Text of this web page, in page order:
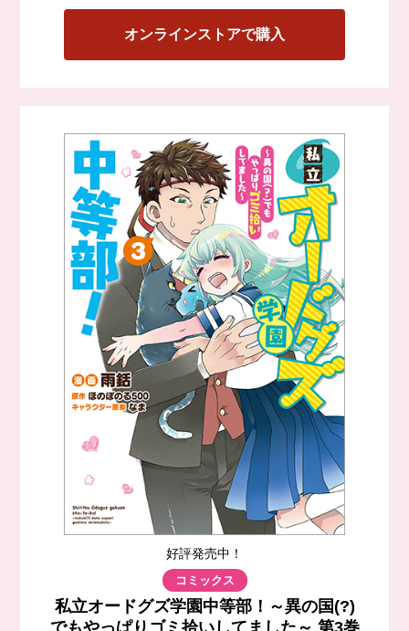
オンラインストアで購入
好評発売中！
コミックス
私立オードグズ学園中等部！～異の国(?)
でもやっぱりゴミ拾いしてました～ 第3巻